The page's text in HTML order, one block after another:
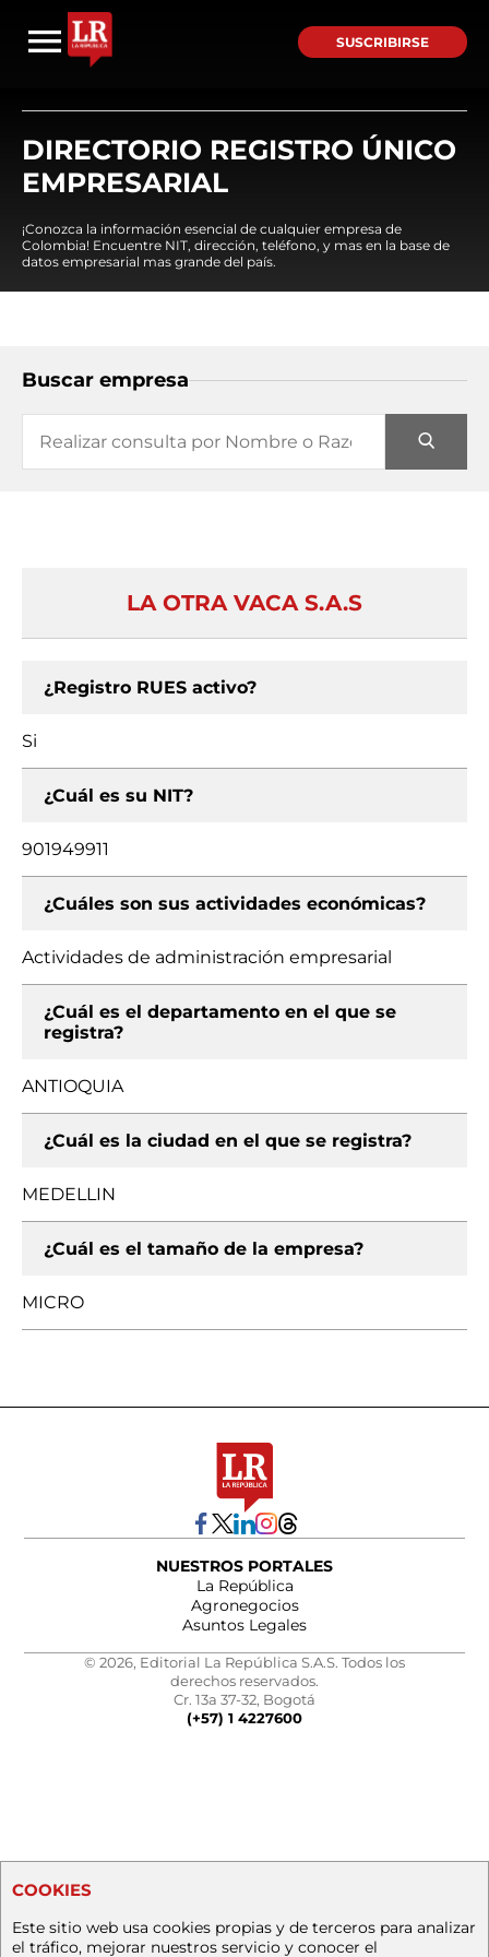
SUSCRIBIRSE
DIRECTORIO REGISTRO ÚNICO
EMPRESARIAL
¡Conozca la información esencial de cualquier empresa de
Colombia! Encuentre NIT, dirección, teléfono, y mas en la base de
datos empresarial mas grande del país.
Buscar empresa
LA OTRA VACA S.A.S
¿Registro RUES activo?
Si
¿Cuál es su NIT?
901949911
¿Cuáles son sus actividades económicas?
Actividades de administración empresarial
¿Cuál es el departamento en el que se
registra?
ANTIOQUIA
¿Cuál es la ciudad en el que se registra?
MEDELLIN
¿Cuál es el tamaño de la empresa?
MICRO
NUESTROS PORTALES
La República
Agronegocios
Asuntos Legales
© 2026, Editorial La República S.A.S. Todos los
derechos reservados.
Cr. 13a 37-32, Bogotá
(+57) 1 4227600
COOKIES
Este sitio web usa cookies propias y de terceros para analizar
el tráfico, mejorar nuestros servicio y conocer el